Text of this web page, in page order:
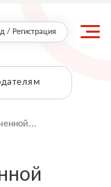
/ Регистрация